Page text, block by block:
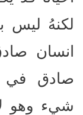
لكنهُ ليس
انسان
صادق في
شيء وهو